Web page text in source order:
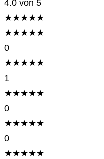
4.0 von 5
★★★★★
★★★★★
0
★★★★★
1
★★★★★
0
★★★★★
0
★★★★★